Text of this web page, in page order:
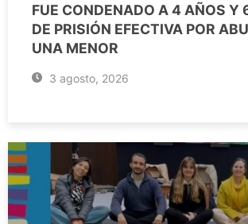
FUE CONDENADO A 4 AÑOS Y
DE PRISIÓN EFECTIVA POR
UNA MENOR
3 agosto, 2026